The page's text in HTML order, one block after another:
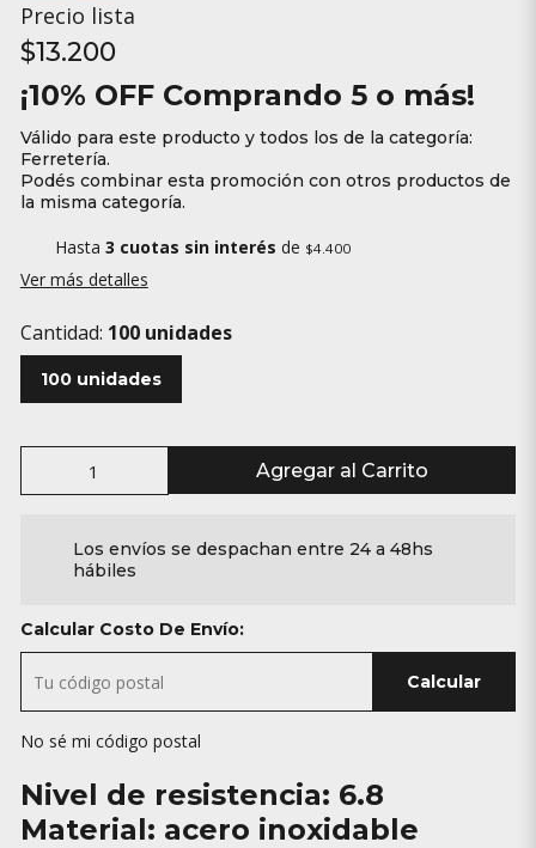
Precio lista
$13.200
¡10% OFF Comprando 5 o más!
Válido para este producto y todos los de la categoría:
Ferretería.
Podés combinar esta promoción con otros productos de
la misma categoría.
Hasta 3 cuotas sin interés de $4.400
Ver más detalles
Cantidad: 100 unidades
100 unidades
Agregar al Carrito
Los envíos se despachan entre 24 a 48hs
hábiles
Calcular Costo De Envío:
Calcular
No sé mi código postal
Nivel de resistencia: 6.8
Material: acero inoxidable